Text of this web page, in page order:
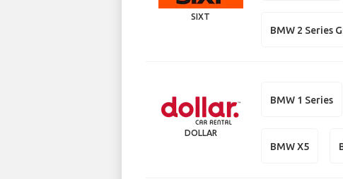
SIXT
BMW 2 Series
DOLLAR
BMW 1 Series
BMW X5